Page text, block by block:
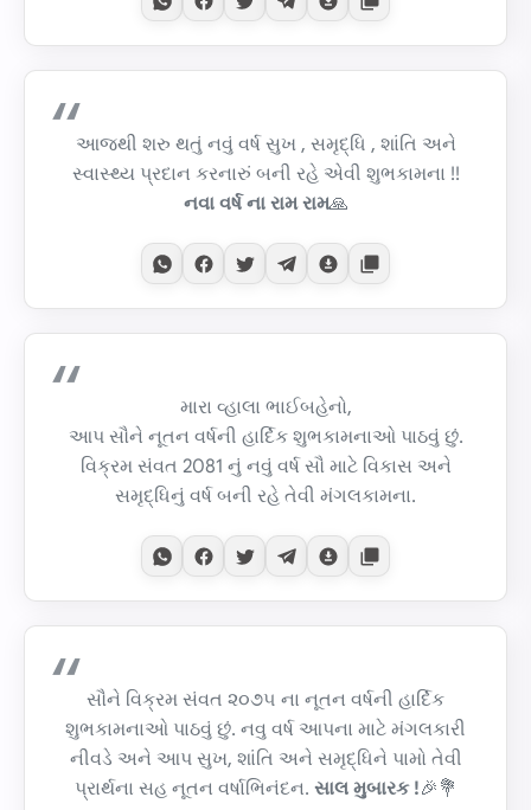
આજથી શરુ થતું નવું વર્ષ સુખ , સમૃદ્ધિ , શાંતિ અને
સ્વાસ્થ્ય પ્રદાન કરનારું બની રહે એવી શુભકામના !!
નવા વર્ષ ના રામ રામ🙏
મારા વ્હાલા ભાઈબહેનો,
આપ સૌને નૂતન વર્ષની હાર્દિક શુભકામનાઓ પાઠવું છું.
વિક્રમ સંવત 2081 નું નવું વર્ષ સૌ માટે વિકાસ અને
સમૃદ્ધિનું વર્ષ બની રહે તેવી મંગલકામના.
સૌને વિક્રમ સંવત ૨૦૭૫ ના નૂતન વર્ષની હાર્દિક
શુભકામનાઓ પાઠવું છું. નવુ વર્ષ આપના માટે મંગલકારી
નીવડે અને આપ સુખ, શાંતિ અને સમૃદ્ધિને પામો તેવી
પ્રાર્થના સહ નૂતન વર્ષાભિનંદન. સાલ મુબારક !🎉💐